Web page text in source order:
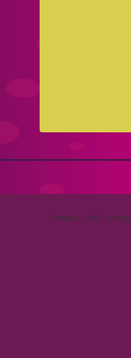
Dinorex - CMS -